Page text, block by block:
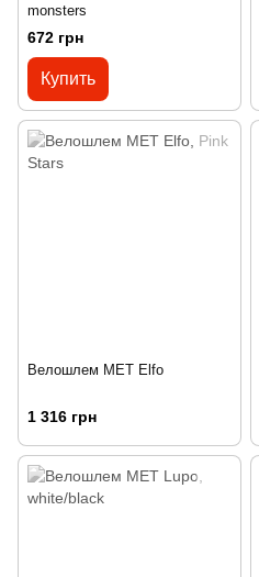
monsters
672 грн
Купить
Велошлем MET Elfo
1 316 грн